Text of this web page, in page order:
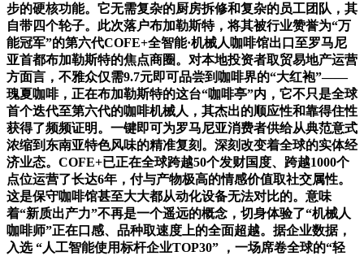
步的硬核功能。它无需复杂的厨房拆修和复杂的员工团队，其
自带四个轮子。此次落户布加勒斯特，将其被行业赞誉为“万
能冠军”的第六代COFE+全智能·机械人咖啡馆出口至罗马尼
亚首都布加勒斯特的焦点商圈。对本地投资者取贸易地产运营
方面言，不雅众仅需9.7元即可品尝到咖啡界的“大红袍”——
瑰夏咖啡，正在布加勒斯特的这台“咖啡亭”内，它不只是全球
首个迭代至第六代的咖啡机械人，其杰出的顺应性和靠得住性
获得了频频证明。一键即可为罗马尼亚消费者供给从典范意式
浓缩到东南亚特色风味的精准复刻。深刻改变着全球的实体经
济业态。COFE+已正在全球跨越50个发财国度、跨越1000个
点位运营了长达6年，付与产物极高的情感价值取社交属性。
这是保守咖啡馆甚至大大都从动化设备无法对比的。意味
着“新质出产力”不再是一个遥远的概念，切身体验了“机械人
咖啡师”正在口感、品种取速度上的全面超越。据企业数据，
入选 “人工智能使用标杆企业TOP30” ，一场席卷全球的“轻